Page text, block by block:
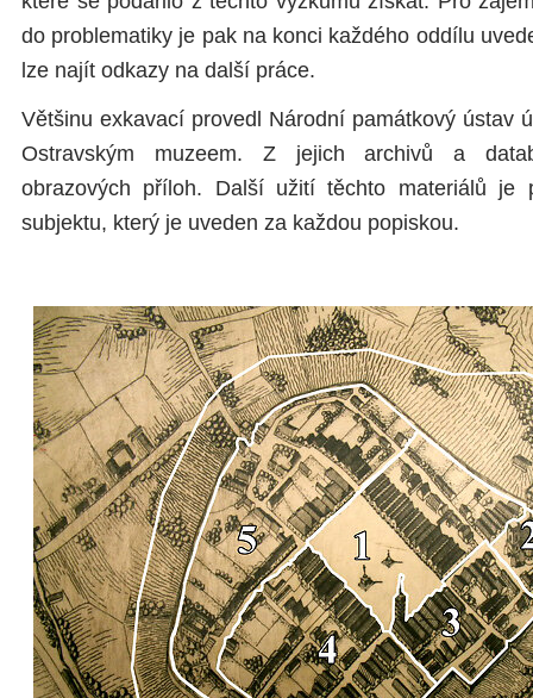
do problematiky je pak na konci každého oddílu
lze najít odkazy na další práce.
Většinu exkavací provedl Národní památkový ústav
Ostravským muzeem. Z jejich archivů a
obrazových příloh. Další užití těchto materiálů je
subjektu, který je uveden za každou popiskou.